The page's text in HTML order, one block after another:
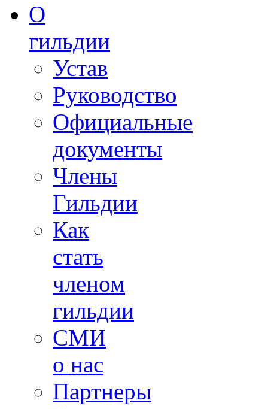
О
гильдии
Устав
Руководство
Официальные
документы
Члены
Гильдии
Как
стать
членом
гильдии
СМИ
о нас
Партнеры